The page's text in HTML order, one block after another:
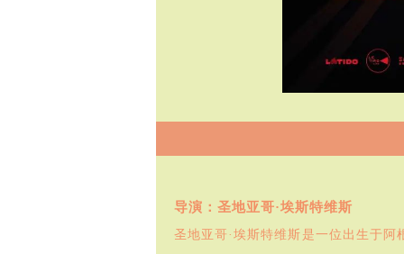
导演：圣地亚哥·埃斯特维斯
圣地亚哥·埃斯特维斯是一位出生于